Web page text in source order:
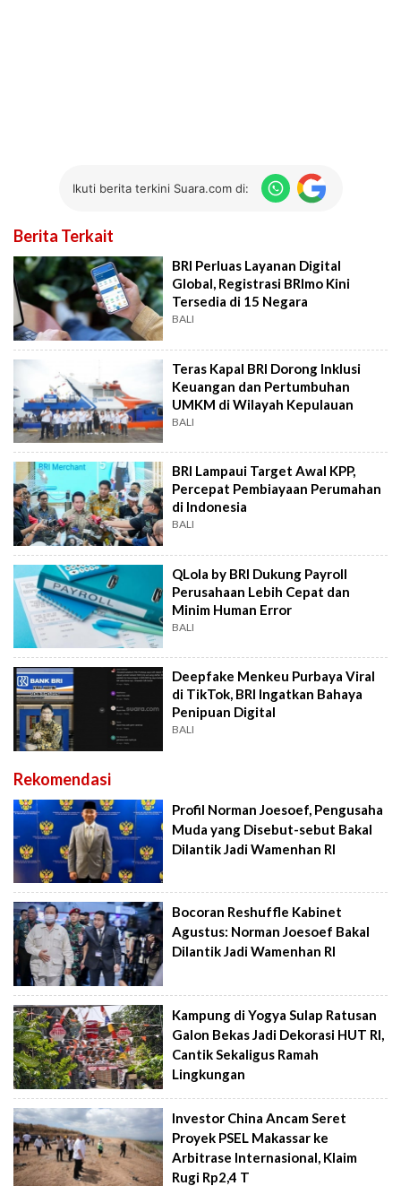
Ikuti berita terkini Suara.com di:
Berita Terkait
BRI Perluas Layanan Digital
Global, Registrasi BRImo Kini
Tersedia di 15 Negara
BALI
Teras Kapal BRI Dorong Inklusi
Keuangan dan Pertumbuhan
UMKM di Wilayah Kepulauan
BALI
BRI Lampaui Target Awal KPP,
Percepat Pembiayaan Perumahan
di Indonesia
BALI
QLola by BRI Dukung Payroll
Perusahaan Lebih Cepat dan
Minim Human Error
BALI
Deepfake Menkeu Purbaya Viral
di TikTok, BRI Ingatkan Bahaya
Penipuan Digital
BALI
Rekomendasi
Profil Norman Joesoef, Pengusaha
Muda yang Disebut-sebut Bakal
Dilantik Jadi Wamenhan RI
Bocoran Reshuffle Kabinet
Agustus: Norman Joesoef Bakal
Dilantik Jadi Wamenhan RI
Kampung di Yogya Sulap Ratusan
Galon Bekas Jadi Dekorasi HUT RI,
Cantik Sekaligus Ramah
Lingkungan
Investor China Ancam Seret
Proyek PSEL Makassar ke
Arbitrase Internasional, Klaim
Rugi Rp2,4 T